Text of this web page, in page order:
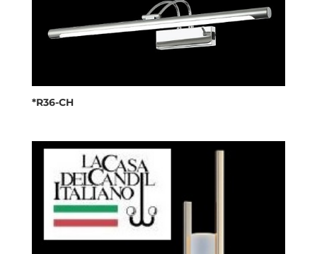
*R36-CH